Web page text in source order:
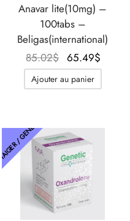
Anavar lite(10mg) –
100tabs –
Beligas(international)
85.02$ Le prix
initial
était :
65.49$
Ajouter au panier
THAIGER / GENETIC